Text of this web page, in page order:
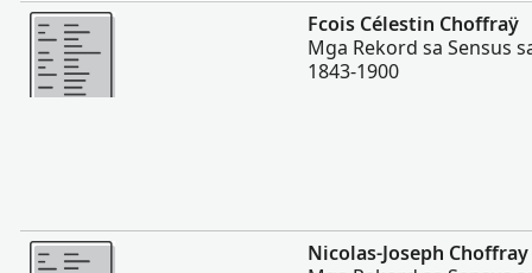
Dugang pa
Fcois Célestin Choffraÿ
Mga Rekord sa Sensus
1843-1900
Dugang pa
Nicolas-Joseph Choffray